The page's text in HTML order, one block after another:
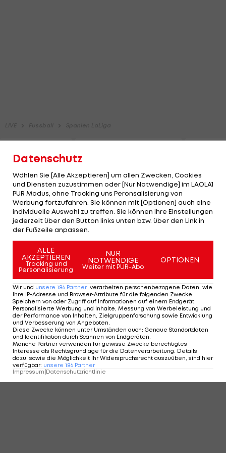
Datenschutz
Wählen Sie [Alle Akzeptieren] um allen Zwecken, Cookies
und Diensten zuzustimmen oder [Nur Notwendige] im LAOLA1
PUR Modus, ohne Tracking uns Peronsalisierung von
Werbung fortzufahren. Sie können mit [Optionen] auch eine
individuelle Auswahl zu treffen. Sie können Ihre Einstellungen
jederzeit über den Button links unten bzw. über den Link in
der Fußzeile anpassen.
ALLE
AKZEPTIEREN
Tracking und
Personalisierung
NUR
NOTWENDIGE
Weiter mit PUR-Abo
OPTIONEN
Wir und unsere 186 Partner verarbeiten personenbezogene Daten, wie
Ihre IP-Adresse und Browser-Attribute für die folgenden Zwecke:
Speichern von oder Zugriff auf Informationen auf einem Endgerät;
Personalisierte Werbung und Inhalte, Messung von Werbeleistung und
der Performance von Inhalten, Zielgruppenforschung sowie Entwicklung
und Verbesserung von Angeboten.
Diese Zwecke können unter Umständen auch: Genaue Standortdaten
und Identifikation durch Scannen von Endgeräten.
Manche Partner verwenden für gewisse Zwecke berechtigtes
Interesse als Rechtsgrundlage für die Datenverarbeitung. Details
dazu, sowie die Möglichkeit Ihr Widerspruchsrecht auszuüben, sind hier
verfügbar: unsere 186 Partner
Impressum Datenschutzrichtlinie